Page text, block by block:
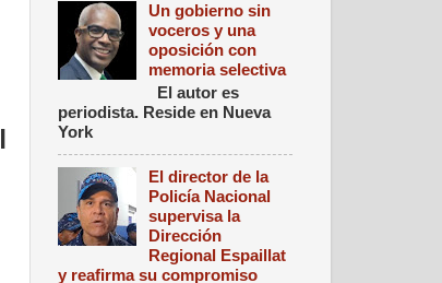
Un gobierno sin
voceros y una
oposición con
memoria selectiva
El autor es
periodista. Reside en Nueva
York
El director de la
Policía Nacional
supervisa la
Dirección
Regional Espaillat
y reafirma su compromiso